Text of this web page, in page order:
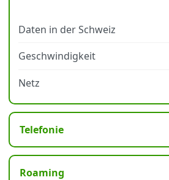
Daten in der Schweiz
Geschwindigkeit
Netz
Telefonie
Roaming